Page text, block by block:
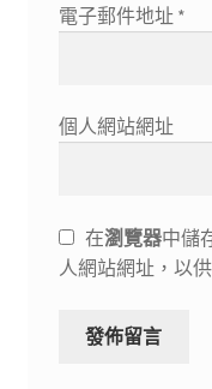
電子郵件地址 *
個人網站網址
在瀏覽器中儲
人網站網址，以